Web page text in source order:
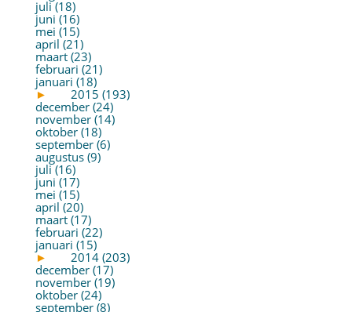
juli (18)
juni (16)
mei (15)
april (21)
maart (23)
februari (21)
januari (18)
►
2015 (193)
december (24)
november (14)
oktober (18)
september (6)
augustus (9)
juli (16)
juni (17)
mei (15)
april (20)
maart (17)
februari (22)
januari (15)
►
2014 (203)
december (17)
november (19)
oktober (24)
september (8)